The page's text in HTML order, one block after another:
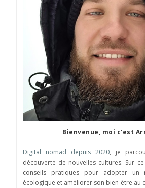
Bienvenue, moi c'est
Digital nomad depuis 2020, je
découverte de nouvelles cultures. Sur
conseils pratiques pour adopter
écologique et améliorer son bien-être au